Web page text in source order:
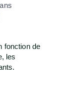
fonction de
les